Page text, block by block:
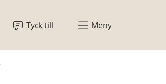
Tyck till Meny